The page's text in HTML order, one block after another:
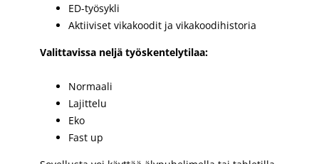
ED-työsykli
Aktiiviset vikakoodit ja vikakoodihistoria
Valittavissa neljä työskentelytilaa:
Normaali
Lajittelu
Eko
Fast up